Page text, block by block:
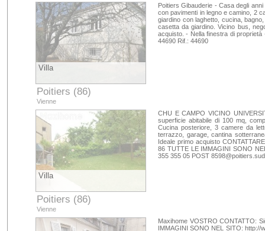
Villa
Poitiers (86)
Vienne
Poitiers Gibauderie - Casa degli
con pavimenti in legno e camino, 2
giardino con laghetto, cucina,
casetta da giardino. Vicino bus,
acquisto. - Nella finestra di
44690 Rif.: 44690
Villa
Poitiers (86)
Vienne
CHU E CAMPO VICINO
superficie abitabile di 100 mq,
Cucina posteriore, 3 camere da
terrazzo, garage, cantina
Ideale primo acquisto
86 TUTTE LE IMMAGINI SONO
355 355 05 POST 8598@poitiers.sud
Maxihome VOSTRO CONTATTO:
IMMAGINI SONO NEL SITO: http://